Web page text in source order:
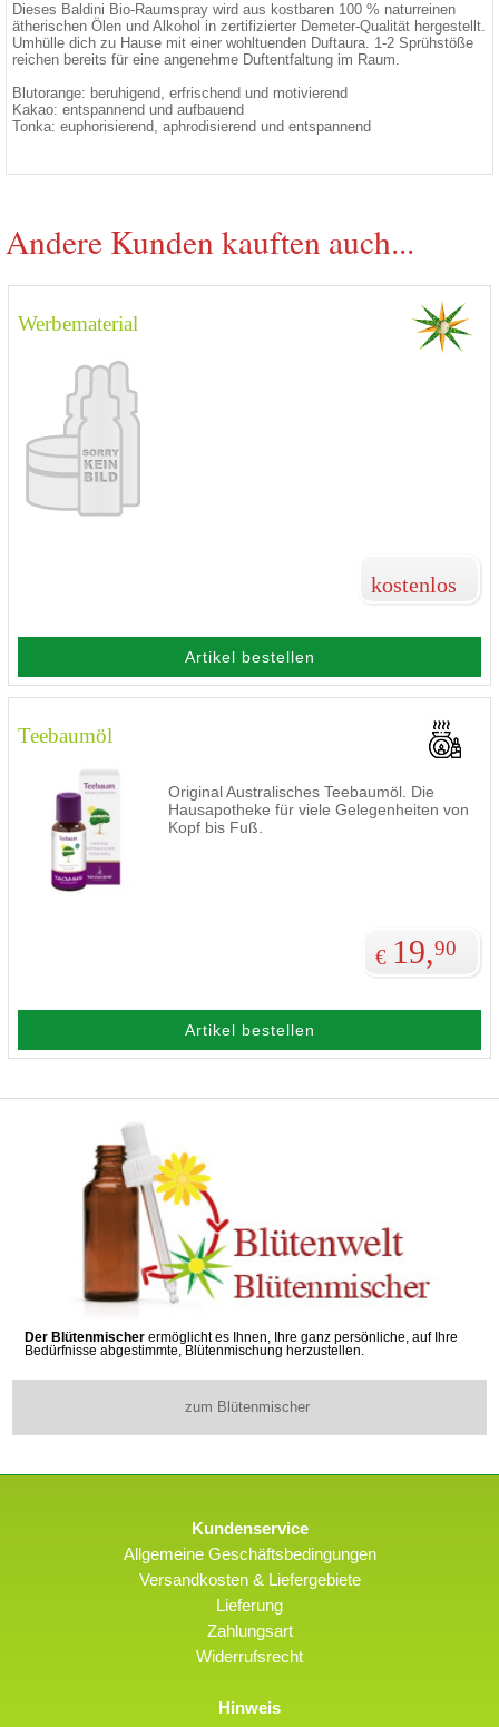
Dieses Baldini Bio-Raumspray wird aus kostbaren 100 % naturreinen
ätherischen Ölen und Alkohol in zertifizierter Demeter-Qualität hergestellt.
Umhülle dich zu Hause mit einer wohltuenden Duftaura. 1-2 Sprühstöße
reichen bereits für eine angenehme Duftentfaltung im Raum.
Blutorange: beruhigend, erfrischend und motivierend
Kakao: entspannend und aufbauend
Tonka: euphorisierend, aphrodisierend und entspannend
Andere Kunden kauften auch...
Werbematerial
kostenlos
Artikel bestellen
Teebaumöl
Original Australisches Teebaumöl. Die
Hausapotheke für viele Gelegenheiten von
Kopf bis Fuß.
€ 19,90
Artikel bestellen
Der Blütenmischer ermöglicht es Ihnen, Ihre ganz persönliche, auf Ihre
Bedürfnisse abgestimmte, Blütenmischung herzustellen.
zum Blütenmischer
Kundenservice
Allgemeine Geschäftsbedingungen
Versandkosten & Liefergebiete
Lieferung
Zahlungsart
Widerrufsrecht
Hinweis